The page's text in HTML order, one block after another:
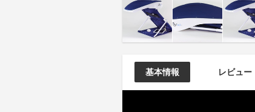
基本情報 レビュー